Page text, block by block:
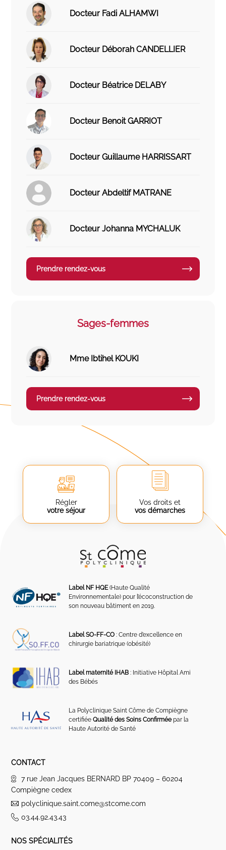
Docteur Fadi ALHAMWI
Docteur Déborah CANDELLIER
Docteur Béatrice DELABY
Docteur Benoit GARRIOT
Docteur Guillaume HARRISSART
Docteur Abdeltif MATRANE
Docteur Johanna MYCHALUK
Prendre rendez-vous
Sages-femmes
Mme Ibtihel KOUKI
Prendre rendez-vous
Régler
votre séjour
Vos droits et
vos démarches
Label NF HQE(Haute Qualité
Environnementale) pour l’écoconstruction de
son nouveau bâtiment en 2019.
Label SO-FF-CO : Centre d’excellence en
chirurgie bariatrique (obésité)
Label maternité IHAB : Initiative Hôpital Ami
des Bébés
La Polyclinique Saint Côme de Compiègne
certifiéeQualité des Soins Confirméepar la
Haute Autorité de Santé
CONTACT
7 rue Jean Jacques BERNARD BP 70409 – 60204
Compiègne cedex
polyclinique.saint.come@stcome.com
03.44.92.43.43
NOS SPÉCIALITÉS